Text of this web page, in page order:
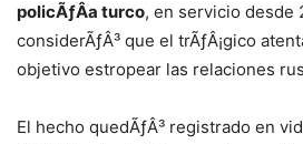
policÃƒÂ­a turco, en servicio desde
considerÃƒÂ³ que el trÃƒÂ¡gico
objetivo estropear las relaciones
El hecho quedÃƒÂ³ registrado en